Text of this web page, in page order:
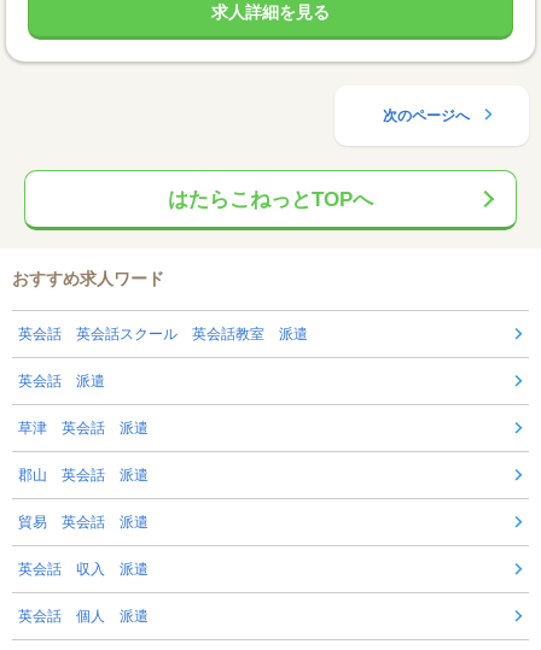
求人詳細を見る
次のページへ
はたらこねっとTOPへ
おすすめ求人ワード
英会話 英会話スクール 英会話教室 派遣
英会話 派遣
草津 英会話 派遣
郡山 英会話 派遣
貿易 英会話 派遣
英会話 収入 派遣
英会話 個人 派遣